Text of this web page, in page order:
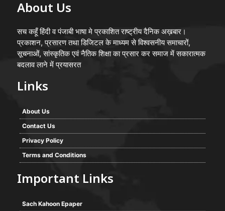
About Us
सच कहूँ हिंदी व पंजाबी भाषा मे प्रकाशित राष्ट्रीय दैनिक अख़बार।
प्रकाशन, प्रसारण तथा डिजिटल के माध्यम से विश्वसनीय समाचारों,
सूचनाओं, सांस्कृतिक एवं नैतिक शिक्षा का प्रसार कर समाज में सकारात्मक
बदलाव लाने में प्रयासरत
Links
About Us
Contact Us
Privacy Policy
Terms and Conditions
Important Links
Sach Kahoon Epaper